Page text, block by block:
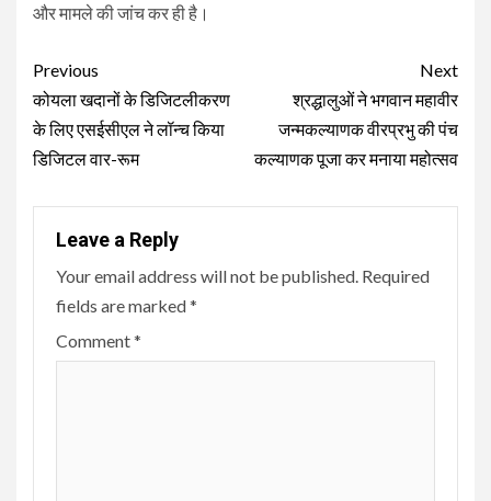
और मामले की जांच कर ही है।
Continue
Reading
Previous
कोयला खदानों के डिजिटलीकरण
के लिए एसईसीएल ने लॉन्च किया
डिजिटल वार-रूम
Next
श्रद्धालुओं ने भगवान महावीर
जन्मकल्याणक वीरप्रभु की पंच
कल्याणक पूजा कर मनाया महोत्सव
Leave a Reply
Your email address will not be published. Required
fields are marked*
Comment*